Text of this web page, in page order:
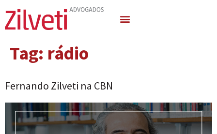
Tag: rádio
Fernando Zilveti na CBN